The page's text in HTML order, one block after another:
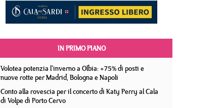
IN PRIMO PIANO
Volotea potenzia l'inverno a Olbia: +75% di posti e
nuove rotte per Madrid, Bologna e Napoli
Conto alla rovescia per il concerto di Katy Perry al Cala
di Volpe di Porto Cervo